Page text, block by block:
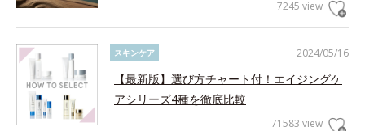
7245 view
2024/05/16
スキンケア
【最新版】選び方チャート付！エイジングケ
アシリーズ4種を徹底比較
71583 view